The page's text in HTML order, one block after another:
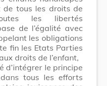
de tous les droits de
les libertés
de l’égalité avec
les obligations
fin les Etats Parties
droits de l’enfant,
d’intégrer le principe
tous les efforts